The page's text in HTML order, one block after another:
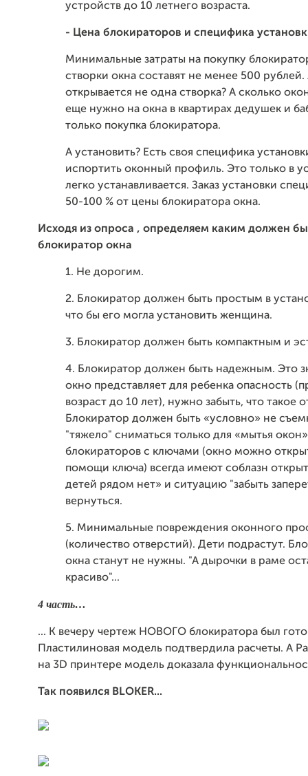
устройств до 10 летнего возраста.
- Цена блокираторов и специфика
Минимальные затраты на покупку
створки окна составят не менее 500 рублей.
открывается не одна створка? А сколько
еще нужно на окна в квартирах дедушек и
только покупка блокиратора.
А установить? Есть своя специфика
испортить оконный профиль. Это только в
легко устанавливается. Заказ установки
50-100 % от цены блокиратора окна.
Исходя из опроса , определяем каким должен
блокиратор окна
1. Не дорогим.
2. Блокиратор должен быть простым в
что бы его могла установить женщина.
3. Блокиратор должен быть компактным и
4. Блокиратор должен быть надежным. Это
окно представляет для ребенка опасность
возраст до 10 лет), нужно забыть, что такое
Блокиратор должен быть «условно» не
"тяжело" сниматься только для «мытья
блокираторов с ключами (окно можно
помощи ключа) всегда имеют соблазн
детей рядом нет» и ситуацию "забыть
вернуться.
5. Минимальные повреждения оконного
(количество отверстий). Дети подрастут.
окна станут не нужны. "А дырочки в раме
красиво"...
4 часть…
... К вечеру чертеж НОВОГО блокиратора был
Пластилиновая модель подтвердила расчеты. А
на 3D принтере модель доказала
Так появился BLOKER...